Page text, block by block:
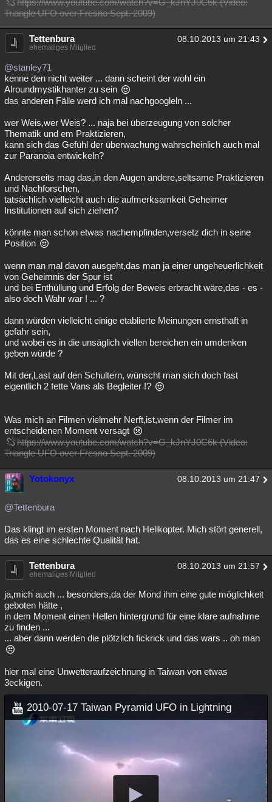
https://www.youtube.com/watch?v=G_kJnYJ0C6k (Video:
Triangle UFO over Fresno Sept. 2009)
Tettenbura 08.10.2013 um 21:43
ehemaliges Mitglied
@stanley71
kenne den nicht weiter ... dann scheint der wohl ein
Alroundmystikhanter zu sein
das anderen Fälle werd ich mal nachgoogleln ...
wer Weis,wer Weis? ... naja bei überzeugung von solcher
Thematik und em Praktizieren,
kann sich das Gefühl der überwachung wahrscheinlich auch mal
zur Paranoia entwickeln?
Andererseits mag das,in den Augen andere,seltsame Praktizieren
und Nachforschen,
tatsächlich vielleicht auch die aufmerksamkeit Geheimer
Institutionen auf sich ziehen?
könnte man schon etwas nachempfinden,versetz dich in seine
Position
wenn man mal davon ausgeht,das man ja einer ungeheuerlichkeit
von Geheimnis der Spur ist
und bei Enthüllung und Erfolg der Beweis erbracht wäre,das - es -
also doch Wahr war ! ... ?
dann würden vielleicht einige etablierte Meinungen ernsthaft in
gefahr sein,
und wobei es in die unsäglich viellen bereichen ein umdenken
geben würde ?
Mit der,Last auf den Schultern, wünscht man sich doch fast
eigentlich 2 fette Vans als Begleiter !?
Was mich an Filmen vielmehr Nerft,ist,wenn der Filmer im
entscheidenen Moment versagt
https://www.youtube.com/watch?v=G_kJnYJ0C6k (Video:
Triangle UFO over Fresno Sept. 2009)
Yotokonyx 08.10.2013 um 21:47
@Tettenbura
Das klingt im ersten Moment nach Helikopter. Mich stört generell,
das es eine schlechte Qualität hat.
Tettenbura 08.10.2013 um 21:57
ehemaliges Mitglied
ja,mich auch ... besonders,da der Mond ihm eine gute möglichkeit
geboten hätte ,
in dem Moment einen Hellen hintergrund für eine klare aufnahme
zu finden ...
... aber dann werden die plötzlich fickrick und das wars .. oh man
hier mal eine Unwetteraufzeichnung in Taiwan von etwas
3eckigen.
2010-07-17 Taiwan Pyramid UFO in Lightning